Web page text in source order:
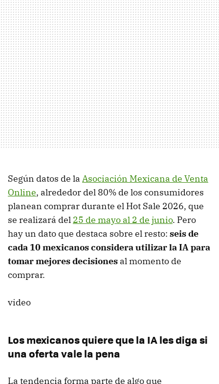
Según datos de la Asociación Mexicana de Venta
Online, alrededor del 80% de los consumidores
planean comprar durante el Hot Sale 2026, que
se realizará del 25 de mayo al 2 de junio. Pero
hay un dato que destaca sobre el resto: seis de
cada 10 mexicanos considera utilizar la IA para
tomar mejores decisiones al momento de
comprar.
video
Los mexicanos quiere que la IA les diga si
una oferta vale la pena
La tendencia forma parte de algo que